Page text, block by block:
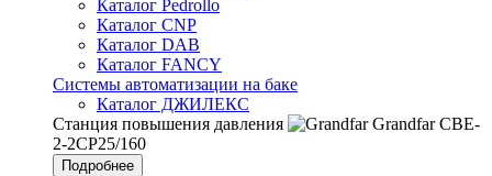
Каталог Pedrollo
Каталог CNP
Каталог DAB
Каталог FANCY
Системы автоматизации на баке
Каталог ДЖИЛЕКС
Станция повышения давления
Grandfar CBE-
2-2CP25/160
Подробнее